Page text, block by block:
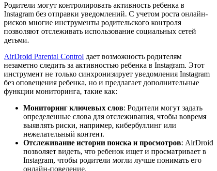
Родители могут контролировать активность ребенка в
Instagram без отправки уведомлений. С учетом роста онлайн-
рисков многие инструменты родительского контроля
позволяют отслеживать использование социальных сетей
детьми.
AirDroid Parental Control дает возможность родителям
незаметно следить за активностью ребенка в Instagram. Этот
инструмент не только синхронизирует уведомления Instagram
без оповещения ребенка, но и предлагает дополнительные
функции мониторинга, такие как:
Мониторинг ключевых слов: Родители могут задать
определенные слова для отслеживания, чтобы вовремя
выявлять риски, например, кибербуллинг или
нежелательный контент.
Отслеживание истории поиска и просмотров: AirDroid
позволяет видеть, что ребенок ищет и просматривает в
Instagram, чтобы родители могли лучше понимать его
онлайн-поведение.